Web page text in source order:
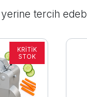
tercih